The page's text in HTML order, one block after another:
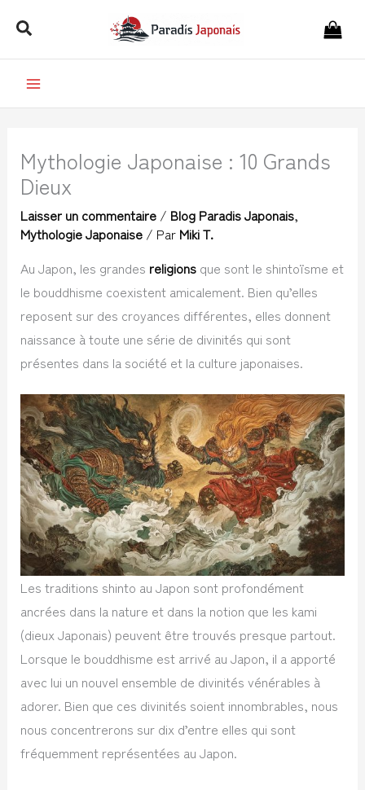
contenu
Rechercher
Mythologie Japonaise : 10 Grands
Dieux
Laisser un commentaire / Blog Paradis Japonais,
Mythologie Japonaise/ Par Miki T.
Au Japon, les grandes religionsque sont le shintoïsme et
le bouddhisme coexistent amicalement. Bien qu’elles
reposent sur des croyances différentes, elles donnent
naissance à toute une série de divinités qui sont
présentes dans la société et la culture japonaises.
Les traditions shinto au Japon sont profondément
ancrées dans la nature et dans la notion que les kami
(dieux Japonais) peuvent être trouvés presque partout.
Lorsque le bouddhisme est arrivé au Japon, il a apporté
avec lui un nouvel ensemble de divinités vénérables à
adorer. Bien que ces divinités soient innombrables, nous
nous concentrerons sur dix d’entre elles qui sont
fréquemment représentées au Japon.